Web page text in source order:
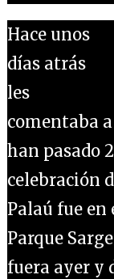
Hace unos
días atrás
les
comentaba
han pasado
celebración
Palaú fue en
Parque
fuera ayer y